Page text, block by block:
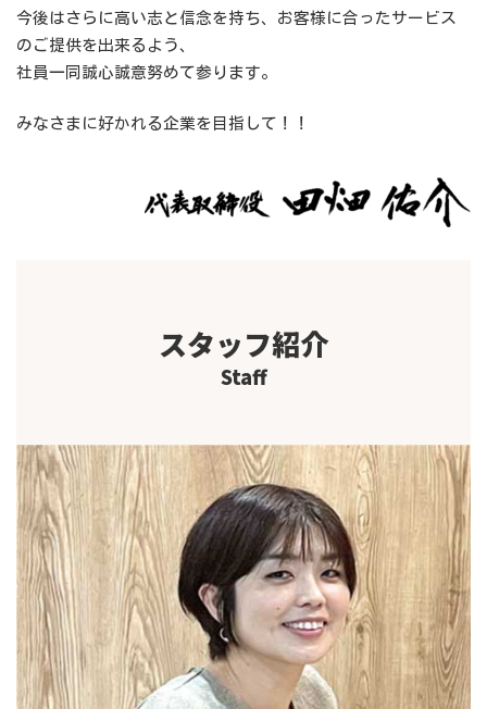
今後はさらに高い志と信念を持ち、お客様に合ったサービス
のご提供を出来るよう、
社員一同誠心誠意努めて参ります。
みなさまに好かれる企業を目指して！！
スタッフ紹介
Staff